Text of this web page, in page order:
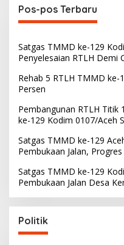
Pos-pos Terbaru
Satgas TMMD ke-129
Penyelesaian RTLH Demi
Rehab 5 RTLH TMMD ke-
Persen
Pembangunan RTLH Titik
ke-129 Kodim 0107/Aceh
Satgas TMMD ke-129
Pembukaan Jalan,
Satgas TMMD ke-129
Pembukaan Jalan Desa
Politik